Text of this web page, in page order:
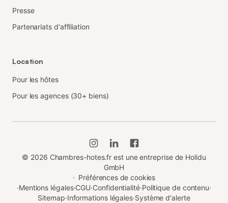
Presse
Partenariats d'affiliation
Location
Pour les hôtes
Pour les agences (30+ biens)
© 2026 Chambres-hotes.fr est une entreprise de Holidu
GmbH
· Préférences de cookies
·Mentions légales·CGU·Confidentialité·Politique de contenu·
Sitemap·Informations légales·Système d'alerte